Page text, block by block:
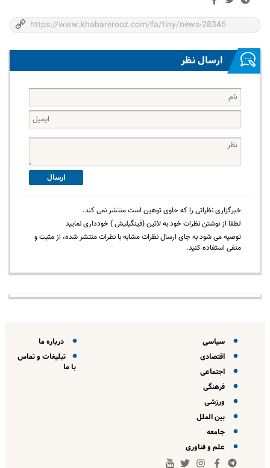
ارسال نظر
ارسال
خبرگزاری نظراتی را که حاوی توهین است منتشر نمی کند.
لطفا از نوشتن نظرات خود به لاتین (فینگیلیش ) خودداری نمایید
توصیه می شود به جای ارسال نظرات مشابه با نظرات منتشر شده، از مثبت و
منفی استفاده کنید.
سیاسی
اقتصادی
اجتماعی
فرهنگی
ورزشی
بین الملل
جامعه
علم و فناوری
درباره ما
تبلیغات و تماس
با ما